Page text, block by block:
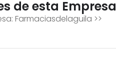
de esta Empresa
Farmaciasdelaguila >>